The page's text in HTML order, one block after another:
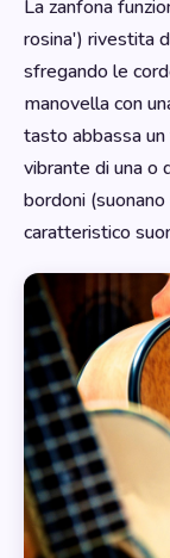
La zanfona
rosina') rivestita
sfregando le
manovella con
tasto abbassa
vibrante di una o
bordoni
caratteristico